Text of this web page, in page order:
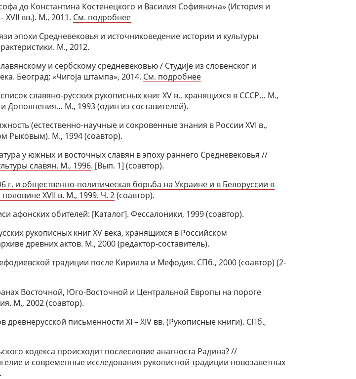
до Константина Костенецкого и Василия Софиянина» (История и
XVII вв.). М., 2011. См. подробнее
эпохи Средневековья и источниковедение истории и культуры
М., 2012.
и сербскому средневековью / Студиjе из словенског и
Београд: «Чигоjа штампа», 2014. См. подробнее
славяно-русских рукописных книг XV в., хранящихся в СССР… М.,
и Дополнения… М., 1993 (один из составителей).
(естественно-научные и сокровенные знания в России XVI в.,
Рыковым). М., 1994 (соавтор).
у южных и восточных славян в эпоху раннего Средневековья //
славян. М., 1996. [Вып. 1] (соавтор).
г. и общественно-политическая борьба на Украине и в Белоруссии в
XVII в. М., 1999. Ч. 2(соавтор).
афонских обителей: [Каталог]. Фессалоники, 1999 (соавтор).
рукописных книг XV века, хранящихся в Российском
древних актов. М., 2000 (редактор-составитель).
традиции после Кирилла и Мефодия. СПб., 2000 (соавтор) (2-
Восточной, Юго-Восточной и Центральной Европы на пороге
М., 2002 (соавтор).
древнерусской письменности XI – XIV вв. (Рукописные книги). СПб.,
кодекса происходит послесловие анагноста Радина? //
и современные исследования рукописной традиции новозаветных